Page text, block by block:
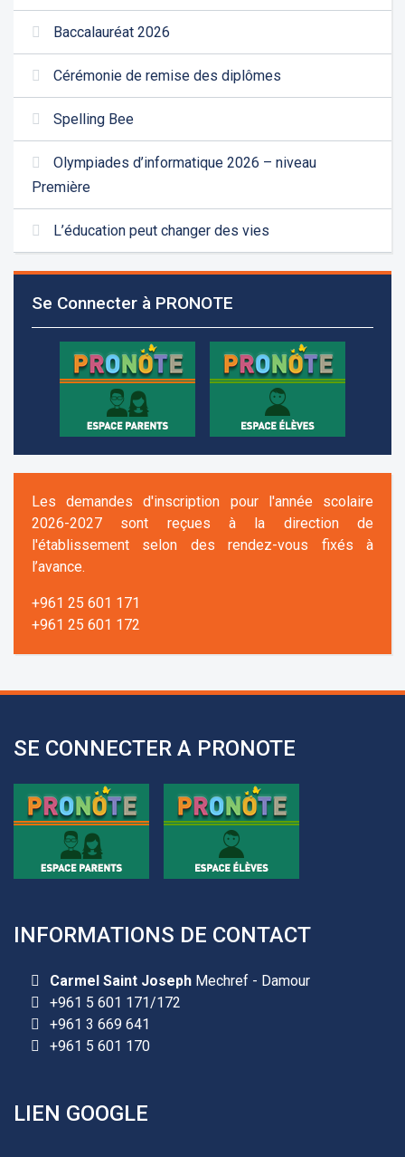
Baccalauréat 2026
Cérémonie de remise des diplômes
Spelling Bee
Olympiades d’informatique 2026 – niveau
Première
L’éducation peut changer des vies
Se Connecter à PRONOTE
Les demandes d'inscription pour l'année scolaire
2026-2027 sont reçues à la direction de
l'établissement selon des rendez-vous fixés à
l’avance.
+961 25 601 171
+961 25 601 172
SE CONNECTER A PRONOTE
INFORMATIONS DE CONTACT
Carmel Saint Joseph Mechref - Damour
+961 5 601 171/172
+961 3 669 641
+961 5 601 170
LIEN GOOGLE